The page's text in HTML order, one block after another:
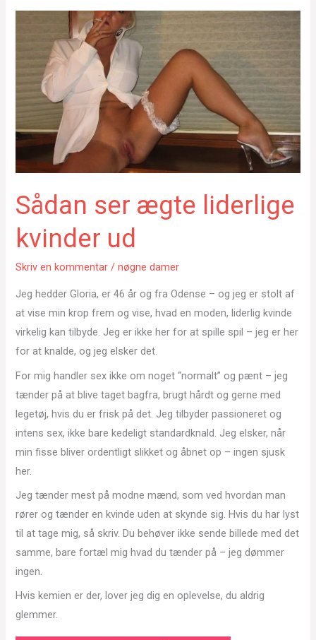
Sådan ser ægte liderlige
kvinder ud
Skriv en kommentar /nøgne damer
Jeg hedder Gloria, er 46 år og fra Odense – og jeg er stolt af
at vise min krop frem og vise, hvad en moden, liderlig kvinde
virkelig kan tilbyde. Jeg er ikke her for at spille spil – jeg er her
for at knalde, og jeg elsker det.
For mig handler sex ikke om noget “normalt” og pænt – jeg
tænder på at blive taget bagfra, brugt hårdt og gerne med
legetøj, hvis du er frisk på det. Jeg tilbyder passioneret og
intens sex, ikke bare kedeligt standardknald. Jeg elsker, når
min fisse bliver ordentligt slikket og åbnet op – ingen sjusk
her.
Jeg tænder mest på modne mænd, som ved hvordan man
rører og tænder en kvinde uden at skynde sig. Hvis du har lyst
til at tage mig, så skriv. Du behøver ikke sende billede med det
samme, bare fortæl mig hvad du tænder på – jeg dømmer
ingen.
Hvis kemien er der, lover jeg dig en oplevelse, du aldrig
glemmer.